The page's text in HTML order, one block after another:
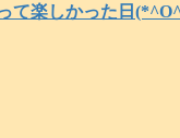
て楽しかった日